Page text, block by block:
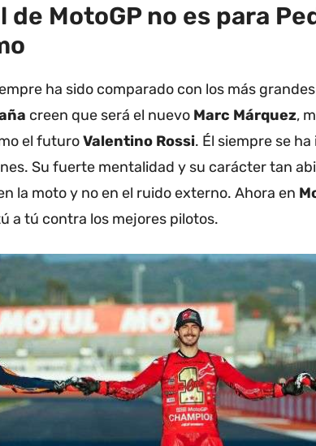
de MotoGP no es para
ha sido comparado con los más
creen que será el nuevo Marc Márquez,
el futuroValentino Rossi. Él siempre se
Su fuerte mentalidad y su carácter tan
la moto y no en el ruido externo. Ahora en
a tú contra los mejores pilotos.